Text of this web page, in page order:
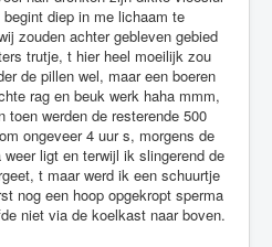
diep in me lichaam te
zouden achter gebleven gebied
trutje, t hier heel moeilijk zou
de pillen wel, maar een boeren
rag en beuk werk haha mmm,
toen werden de resterende 500
ongeveer 4 uur s, morgens de
ligt en terwijl ik slingerend de
t maar werd ik een schuurtje
nog een hoop opgekropt sperma
niet via de koelkast naar boven.